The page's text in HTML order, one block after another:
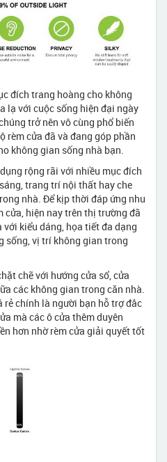
đích trang hoàng cho không
lạ với cuộc sống hiện đại ngày
trở nên vô cùng phổ biến
rèm cửa đã và đang góp phần
không gian sống nhà bạn.
rộng rãi với nhiều mục đích
trang trí nội thất hay che
nhà. Để kịp thời đáp ứng nhu
cửa, hiện nay trên thị trường đã
kiểu dáng, họa tiết đa dạng
sống, vị trí không gian trong
chẽ với hướng cửa sổ, cửa
các không gian trong căn nhà.
rẻ chính là người bạn hỗ trợ đắc
mà các ô cửa thêm duyên
hơn nhờ rèm cửa giải quyết tốt